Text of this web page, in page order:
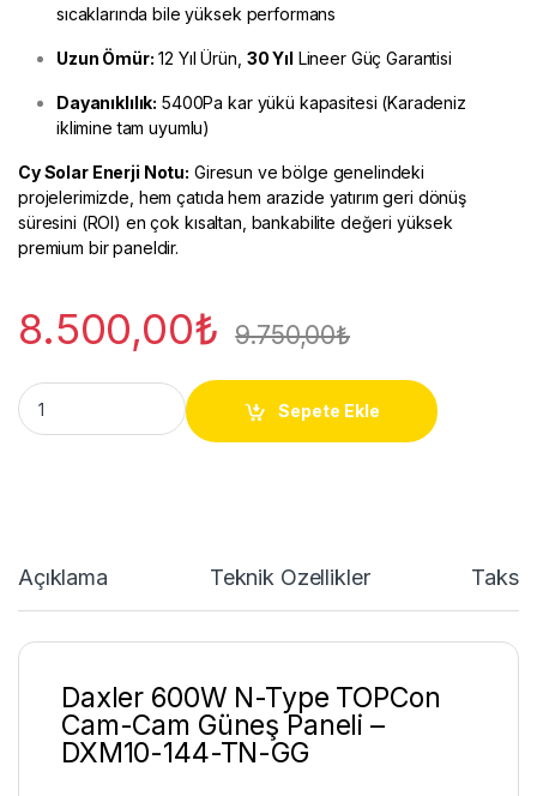
sıcaklarında bile yüksek performans
Uzun Ömür: 12 Yıl Ürün, 30 Yıl Lineer Güç Garantisi
Dayanıklılık: 5400Pa kar yükü kapasitesi (Karadeniz
iklimine tam uyumlu)
Cy Solar Enerji Notu: Giresun ve bölge genelindeki
projelerimizde, hem çatıda hem arazide yatırım geri dönüş
süresini (ROI) en çok kısaltan, bankabilite değeri yüksek
premium bir paneldir.
8.500,00₺ 9.750,00₺
Daxler 600W N-Type TOPCon Güneş Paneli quantity
Sepete Ekle
Açıklama Teknik Özellikler Taksit
Daxler 600W N-Type TOPCon
Cam-Cam Güneş Paneli –
DXM10-144-TN-GG